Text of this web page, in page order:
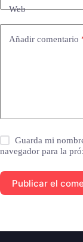
Web
Añadir comentario
Guarda mi
navegador para la
Publicar el